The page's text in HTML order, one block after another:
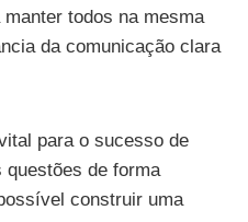
todos na mesma
da comunicação clara
para o sucesso de
questões de forma
construir uma